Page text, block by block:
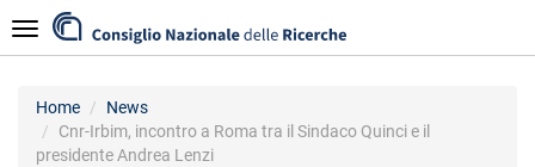
to
main
Navigazione
Home
News
Cnr-Irbim, incontro a Roma tra il Sindaco Quinci e il
presidente Andrea Lenzi